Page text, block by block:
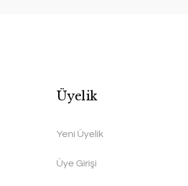
Üyelik
Yeni Üyelik
Üye Girişi